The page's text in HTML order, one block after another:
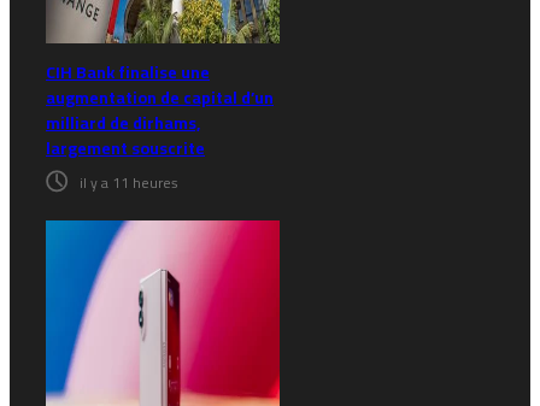
CIH Bank finalise une
augmentation de capital d’un
milliard de dirhams,
largement souscrite
il y a 11 heures